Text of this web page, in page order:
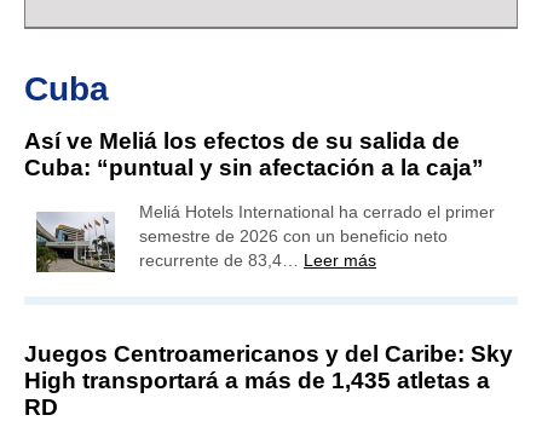
Cuba
Así ve Meliá los efectos de su salida de
Cuba: “puntual y sin afectación a la caja”
Meliá Hotels International ha cerrado el primer
semestre de 2026 con un beneficio neto
recurrente de 83,4… Leer más
Juegos Centroamericanos y del Caribe: Sky
High transportará a más de 1,435 atletas a
RD